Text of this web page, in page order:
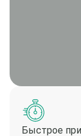
Быстрое